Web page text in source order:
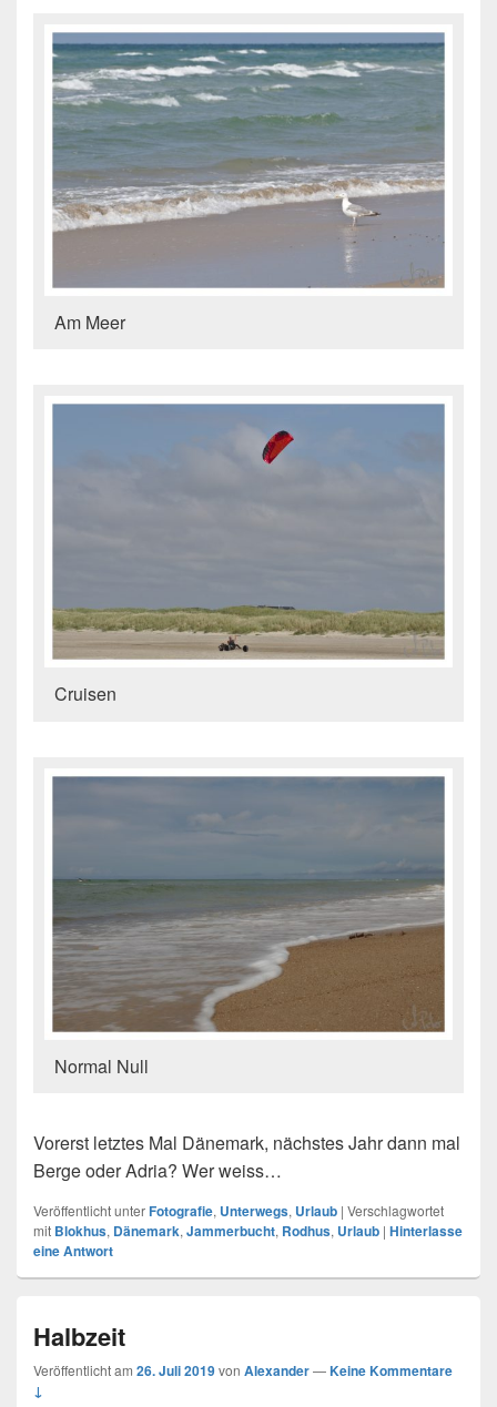
Am Meer
Cruisen
Normal Null
Vorerst letztes Mal Dänemark, nächstes Jahr dann mal
Berge oder Adria? Wer weiss…
Veröffentlicht unterFotografie, Unterwegs, Urlaub | Verschlagwortet
mit Blokhus, Dänemark, Jammerbucht, Rodhus, Urlaub | Hinterlasse
eine Antwort
Halbzeit
Veröffentlicht am 26. Juli 2019von Alexander—Keine Kommentare
↓